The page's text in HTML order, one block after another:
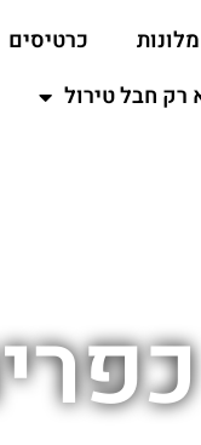
מלונות כרטיסים
רק חבל טירול